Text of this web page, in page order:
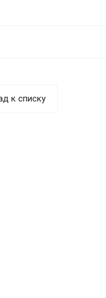
к списку